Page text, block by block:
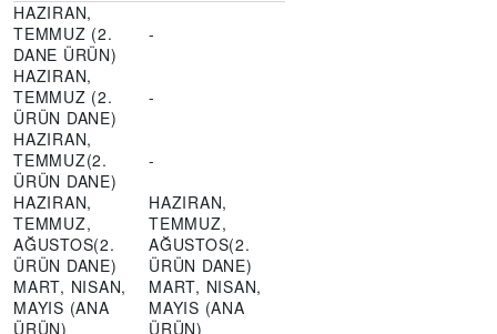
HAZIRAN,
TEMMUZ (2.
DANE ÜRÜN)
-
HAZIRAN,
TEMMUZ (2.
ÜRÜN DANE)
-
HAZIRAN,
TEMMUZ(2.
ÜRÜN DANE)
-
HAZIRAN,
TEMMUZ,
AĞUSTOS(2.
ÜRÜN DANE)
HAZIRAN,
TEMMUZ,
AĞUSTOS(2.
ÜRÜN DANE)
MART, NISAN,
MAYIS (ANA
ÜRÜN)
MART, NISAN,
MAYIS (ANA
ÜRÜN)